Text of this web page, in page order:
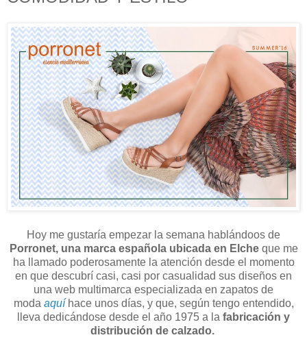
Hoy me gustaría empezar la semana hablándoos de
Porronet, una marca española ubicada en Elche que me
ha llamado poderosamente la atención desde el momento
en que descubrí casi, casi por casualidad sus diseños en
una web multimarca especializada en zapatos de
moda aquíhace unos días, y que, según tengo entendido,
lleva dedicándose desde el año 1975 a la fabricación y
distribución de calzado.